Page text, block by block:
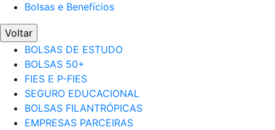
Bolsas e Benefícios
Voltar
BOLSAS DE ESTUDO
BOLSAS 50+
FIES E P-FIES
SEGURO EDUCACIONAL
BOLSAS FILANTRÓPICAS
EMPRESAS PARCEIRAS